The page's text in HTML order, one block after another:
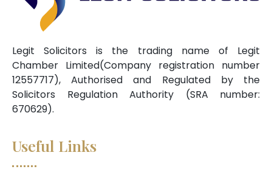
Legit Solicitors is the trading name of Legit
Chamber Limited(Company registration number
12557717), Authorised and Regulated by the
Solicitors Regulation Authority (SRA number:
670629).
Useful Links